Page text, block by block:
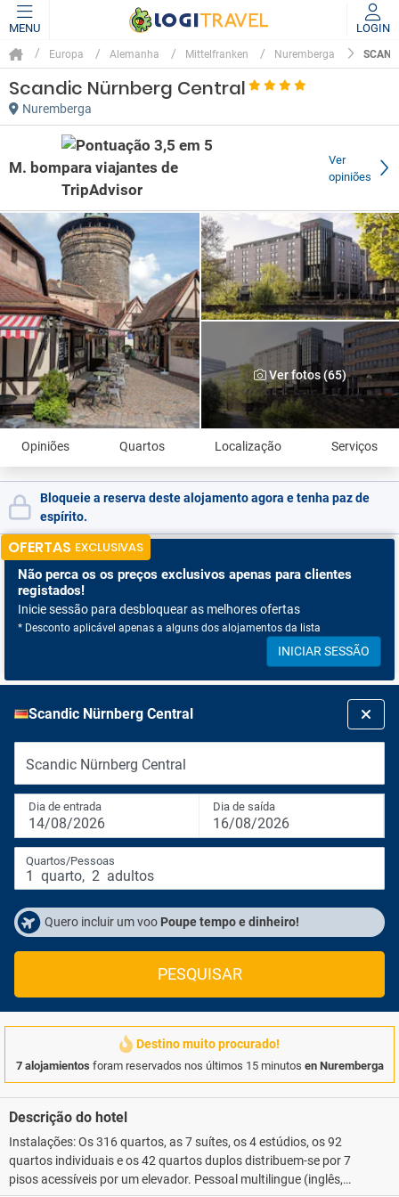
MENU LOGIN
Europa Alemanha Mittelfranken Nuremberga
Scandic Nürnberg Central
Nuremberga
M. bom
Ver
opiniões
Ver fotos (65)
Opiniões Quartos Localização Serviços
Bloqueie a reserva deste alojamento agora e tenha paz de
espírito.
OFERTAS EXCLUSIVAS
Não perca os os preços exclusivos apenas para clientes
registados!
Inicie sessão para desbloquear as melhores ofertas
* Desconto aplicável apenas a alguns dos alojamentos da lista
INICIAR SESSÃO
Scandic Nürnberg Central
Scandic Nürnberg Central
Dia de entrada
14/08/2026
Dia de saída
16/08/2026
Quartos/Pessoas
1 quarto, 2 adultos
Quero incluir um voo Poupe tempo e dinheiro!
PESQUISAR
Destino muito procurado!
7 alojamientos foram reservados nos últimos 15 minutos en Nuremberga
Descrição do hotel
Instalações: Os 316 quartos, as 7 suítes, os 4 estúdios, os 92
quartos individuais e os 42 quartos duplos distribuem-se por 7
pisos acessíveis por um elevador. Pessoal multilingue (inglês,